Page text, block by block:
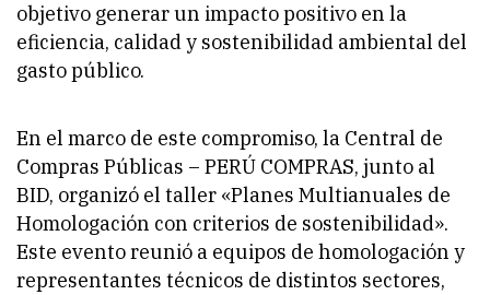
objetivo generar un impacto positivo en la
eficiencia, calidad y sostenibilidad ambiental del
gasto público.
En el marco de este compromiso, la Central de
Compras Públicas – PERÚ COMPRAS, junto al
BID, organizó el taller «Planes Multianuales de
Homologación con criterios de sostenibilidad».
Este evento reunió a equipos de homologación y
representantes técnicos de distintos sectores,